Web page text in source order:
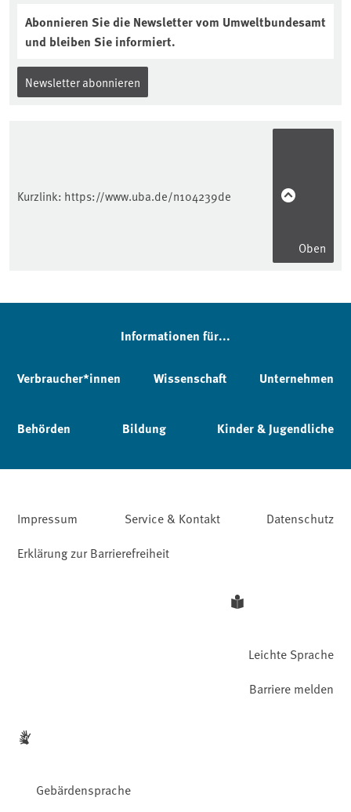
Abonnieren Sie die Newsletter vom Umweltbundesamt
und bleiben Sie informiert.
Newsletter abonnieren
Kurzlink: https://www.uba.de/n104239de
Oben
Informationen für...
Verbraucher*innen Wissenschaft Unternehmen
Behörden Bildung Kinder & Jugendliche
Impressum Service & Kontakt
Datenschutz
Erklärung zur Barrierefreiheit
Leichte Sprache
Gebärdensprache
Barriere melden